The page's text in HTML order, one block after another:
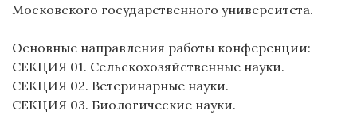
Московского государственного университета.
Основные направления работы конференции:
СЕКЦИЯ 01. Сельскохозяйственные науки.
СЕКЦИЯ 02. Ветеринарные науки.
СЕКЦИЯ 03. Биологические науки.